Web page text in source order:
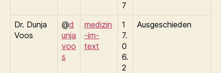
7
Dr. Dunja
Voos
@d
unja
voo
s
medizin
-im-
text
1
7.
0
6.
2
Ausgeschieden